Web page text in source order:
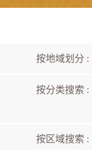
按地域划分 :
按分类搜索 :
按区域搜索 :